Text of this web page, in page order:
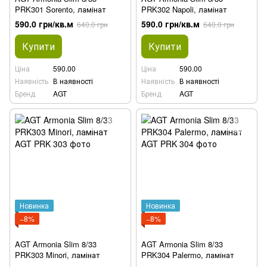
PRK301 Sorento, ламінат
590.0 грн/кв.м 640.0 грн
Купити
Ціна
590.00
Наявність В наявності
Бренд
AGT
PRK302 Napoli, ламінат
590.0 грн/кв.м 640.0 грн
Купити
Ціна
590.00
Наявність В наявності
Бренд
AGT
Новинка
−8%
AGT Armonia Slim 8/33
PRK303 Minori, ламінат
Новинка
−8%
AGT Armonia Slim 8/33
PRK304 Palermo, ламінат